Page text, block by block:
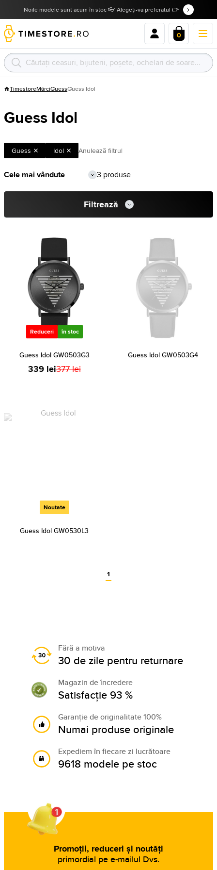
Noile modele sunt acum în stoc 👓 Alegeți-vă preferatul 👉
0
TimestoreMărciGuessGuess Idol
Guess Idol
Guess Idol Anulează filtrul
3 produse
Filtrează
Reduceri în stoc
Guess Idol GW0503G3
339 lei377 lei
Guess Idol GW0503G4
Noutate
Guess Idol GW0530L3
1
Fără a motiva
30 de zile pentru returnare
Magazin de încredere
Satisfacție 93 %
Garanție de originalitate 100%
Numai produse originale
Expediem în fiecare zi lucrătoare
9618 modele pe stoc
Promoții, reduceri și noutăți
primordial pe e-mailul Dvs.